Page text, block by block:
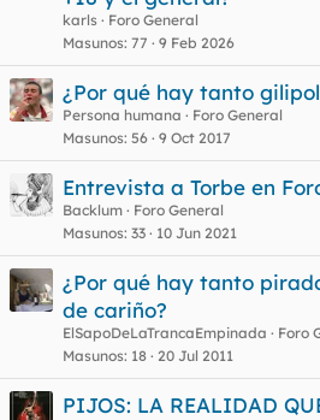
karls
Foro General
Masunos 77 9 Feb 2026
¿Por qué hay tanto
Persona humana
Foro General
Masunos 56 9 Oct 2017
Entrevista a Torbe en
Backlum
Foro General
Masunos 33 10 Jun 2021
¿Por qué hay tanto
de cariño?
ElSapoDeLaTrancaEmpinada
Foro
Masunos 18 20 Jul 2011
PIJOS: LA REALIDAD